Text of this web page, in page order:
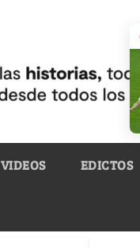
VIDEOS EDICTOS